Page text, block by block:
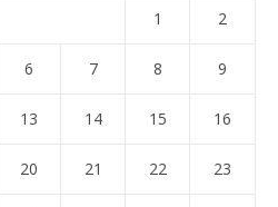
1 2
6 7 8 9
13 14 15 16
20 21 22 23